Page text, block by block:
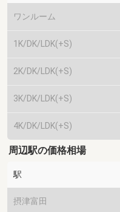
ワンルーム
1K/DK/LDK(+S)
2K/DK/LDK(+S)
3K/DK/LDK(+S)
4K/DK/LDK(+S)
周辺駅の価格相場
駅
摂津富田